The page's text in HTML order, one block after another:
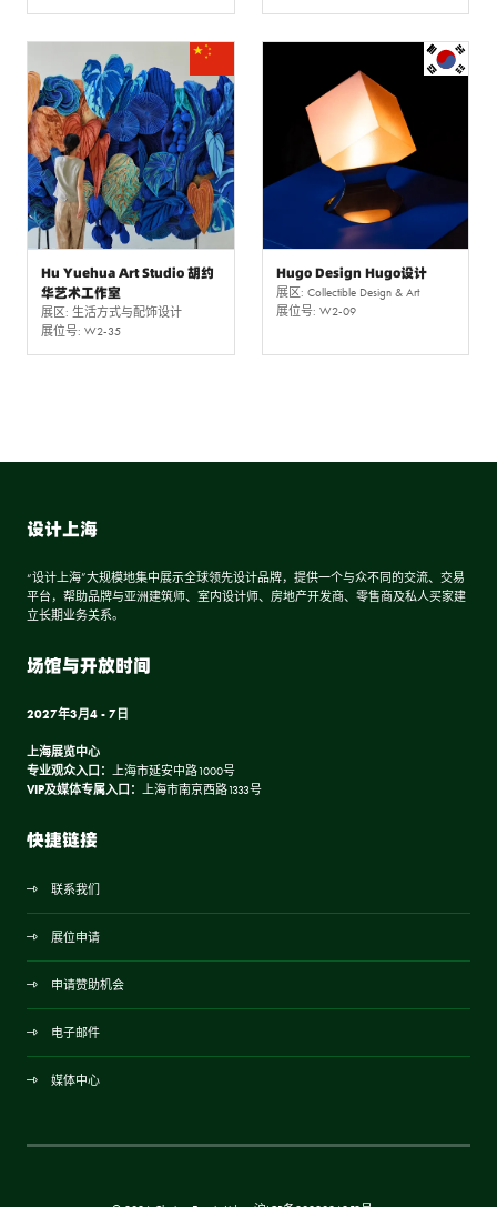
Hu Yuehua Art Studio 胡约
华艺术工作室
展区: 生活方式与配饰设计
展位号: W2-35
Hugo Design Hugo设计
展区: Collectible Design & Art
展位号: W2-09
设计上海
“设计上海”大规模地集中展示全球领先设计品牌，提供一个与众不同的交流、交易
平台，帮助品牌与亚洲建筑师、室内设计师、房地产开发商、零售商及私人买家建
立长期业务关系。
场馆与开放时间
2027年3月4 - 7日
上海展览中心
专业观众入口：
上海市延安中路1000号
VIP及媒体专属入口：
上海市南京西路1333号
快捷链接
联系我们
展位申请
申请赞助机会
电子邮件
媒体中心